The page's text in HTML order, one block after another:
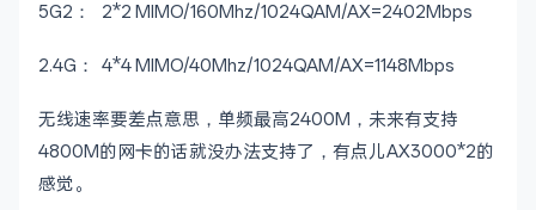
5G2： 2*2 MIMO/160Mhz/1024QAM/AX=2402Mbps
2.4G： 4*4 MIMO/40Mhz/1024QAM/AX=1148Mbps
无线速率要差点意思，单频最高2400M，未来有支持
4800M的网卡的话就没办法支持了，有点儿AX3000*2的
感觉。